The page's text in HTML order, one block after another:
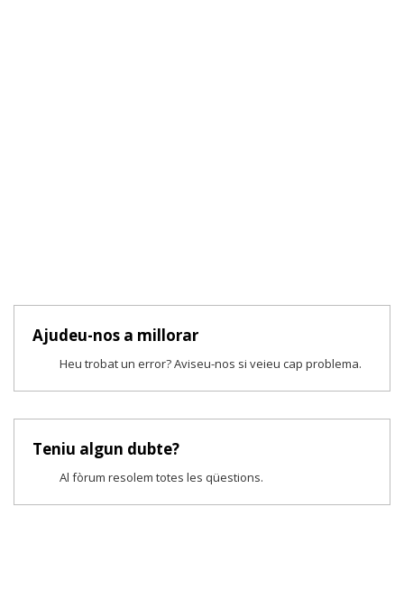
Ajudeu-nos a millorar
Heu trobat un error? Aviseu-nos si veieu cap problema.
Teniu algun dubte?
Al fòrum resolem totes les qüestions.